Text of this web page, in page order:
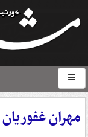
مهران غفوریان